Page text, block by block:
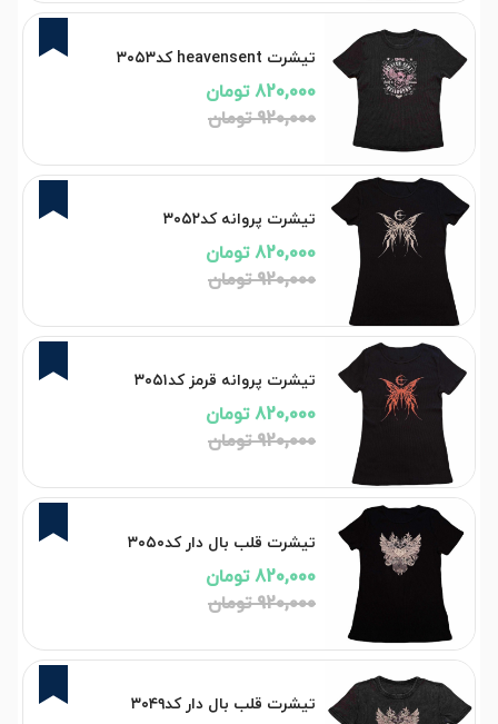
11%
تیشرت heavensent کد۳۰۵۳
820,000 تومان
920,000 تومان
11%
تیشرت پروانه کد۳۰۵۲
820,000 تومان
920,000 تومان
11%
تیشرت پروانه قرمز کد۳۰۵۱
820,000 تومان
920,000 تومان
11%
تیشرت قلب بال دار کد۳۰۵۰
820,000 تومان
920,000 تومان
11%
تیشرت قلب بال دار کد۳۰۴۹